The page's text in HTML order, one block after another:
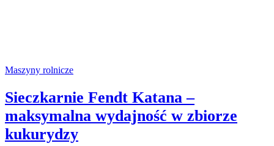
Maszyny rolnicze
Sieczkarnie Fendt Katana –
maksymalna wydajność w zbiorze
kukurydzy